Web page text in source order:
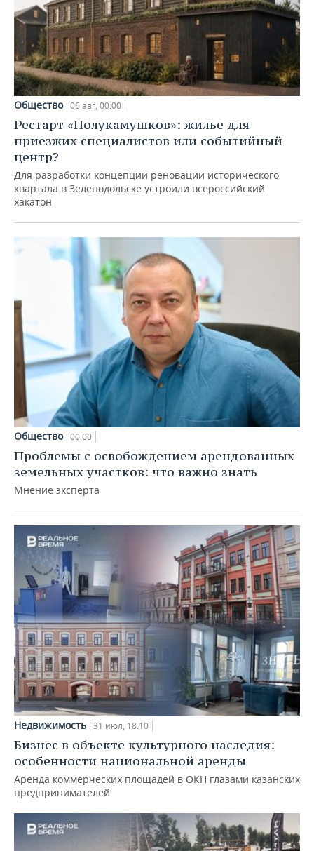
Общество 06 авг, 00:00
Рестарт «Полукамушков»: жилье для
приезжих специалистов или событийный
центр?
Для разработки концепции реновации исторического
квартала в Зеленодольске устроили всероссийский
хакатон
Общество 00:00
Проблемы с освобождением арендованных
земельных участков: что важно знать
Мнение эксперта
Недвижимость 31 июл, 18:10
Бизнес в объекте культурного наследия:
особенности национальной аренды
Аренда коммерческих площадей в ОКН глазами казанских
предпринимателей